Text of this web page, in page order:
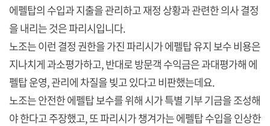
에펠탑의 수입과 지출을 관리하고 재정 상황과 관련한 의사 결정
을 내리는 것은 파리시입니다.
노조는 이런 결정 권한을 가진 파리시가 에펠탑 유지 보수 비용은
지나치게 과소평가하고, 반대로 방문객 수익금은 과대평가해 에
펠탑 운영, 관리에 차질을 빚고 있다고 비판했는데요.
노조는 안전한 에펠탑 보수를 위해 시가 특별 기부 기금을 조성해
야 한다고 주장했고, 또 파리시가 챙겨가는 에펠탑 수입을 인상한